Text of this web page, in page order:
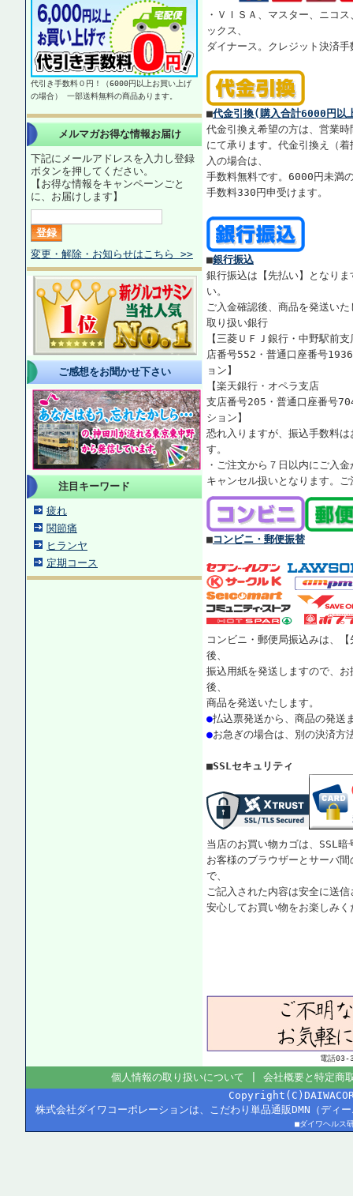
代引き手数料０円！（6000円以上お買い上げ
の場合） 一部送料無料の商品あります。
メルマガお得な情報お届け
下記にメールアドレスを入力し登録
ボタンを押してください。
【お得な情報をキャンペーンごと
に、お届けします】
変更・解除・お知らせはこちら >>
ご感想をお聞かせ下さい
注目キーワード
疲れ
関節痛
ヒランヤ
定期コース
・ＶＩＳＡ、マスター、ニコ
ックス、
ダイナース。クレジット決済
■代金引換(購入合計6000円以
代金引換え希望の方は、営業
にて承ります。代金引換え（
入の場合は、
手数料無料です。6000円未満
手数料330円申受けます。
■銀行振込
銀行振込は【先払い】となり
い。
ご入金確認後、商品を発送いた
取り扱い銀行
【三菱ＵＦＪ銀行・中野駅前支
店番号552・普通口座番号
ョン】
【楽天銀行・オペラ支店
支店番号205・普通口座番号
ション】
恐れ入りますが、振込手数料
す。
・ご注文から７日以内にご入
キャンセル扱いとなります。
■コンビニ・郵便振替
コンビニ・郵便局振込みは、
後、
振込用紙を発送しますので、
後、
商品を発送いたします。
●払込票発送から、商品の発送
●お急ぎの場合は、別の決済方
■SSLセキュリティ
当店のお買い物カゴは、SSL暗
お客様のブラウザーとサーバ
で、
ご記入された内容は安全に送信
安心してお買い物をお楽しみく
電話03-
個人情報の取り扱いについて
会社概要と特定商
株式会社ダイワコーポレーションは、こだわり単品通販DMN（デ
■ダイワヘルス